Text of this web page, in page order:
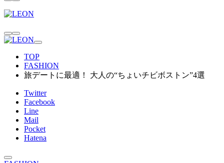
TOP
FASHION
旅デートに最適！ 大人の“ちょいチビボストン”4選
Twitter
Facebook
Line
Mail
Pocket
Hatena